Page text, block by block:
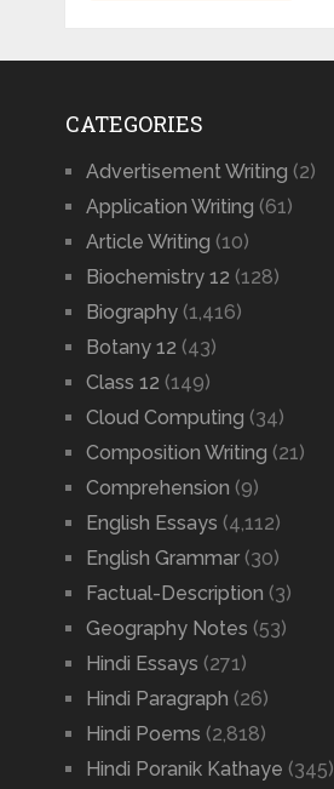
CATEGORIES
Advertisement Writing (2)
Application Writing (61)
Article Writing (10)
Biochemistry 12 (128)
Biography(1,416)
Botany 12 (43)
Class 12 (149)
Cloud Computing (34)
Composition Writing (21)
Comprehension (9)
English Essays (4,112)
English Grammar(30)
Factual-Description (3)
Geography Notes (53)
Hindi Essays (271)
Hindi Paragraph (26)
Hindi Poems (2,818)
Hindi Poranik Kathaye (345)